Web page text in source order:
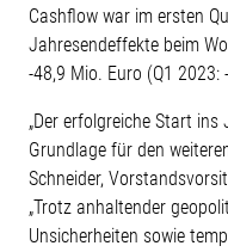
Cashflow war im ersten
Jahresendeffekte beim
-48,9 Mio. Euro (Q1 2023:
„Der erfolgreiche Start
Grundlage für den
Schneider,
„Trotz anhaltender
Unsicherheiten sowie